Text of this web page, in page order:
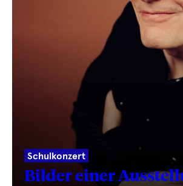
Schulkonzert
Bilder einer